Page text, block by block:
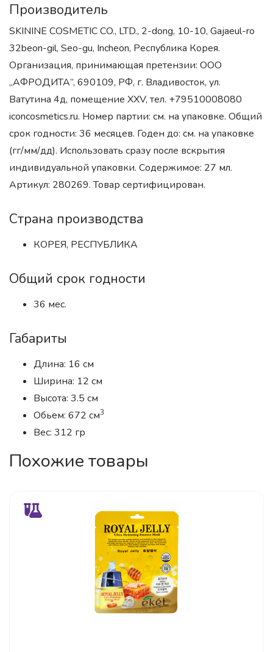
Производитель
SKININE COSMETIC CO., LTD., 2-dong, 10-10, Gajaeul-ro
32beon-gil, Seo-gu, Incheon, Республика Корея.
Организация, принимающая претензии: ООО
„АФРОДИТА”, 690109, РФ, г. Владивосток, ул.
Ватутина 4д, помещение XXV, тел. +79510008080
iconcosmetics.ru. Номер партии: см. на упаковке. Общий
срок годности: 36 месяцев. Годен до: см. на упаковке
(гг/мм/дд). Использовать сразу после вскрытия
индивидуальной упаковки. Содержимое: 27 мл.
Артикул: 280269. Товар сертифицирован.
Страна производства
КОРЕЯ, РЕСПУБЛИКА
Общий срок годности
36 мес.
Габариты
Длина: 16 см
Ширина: 12 см
Высота: 3.5 см
Обьем: 672 см3
Вес: 312 гр
Похожие товары